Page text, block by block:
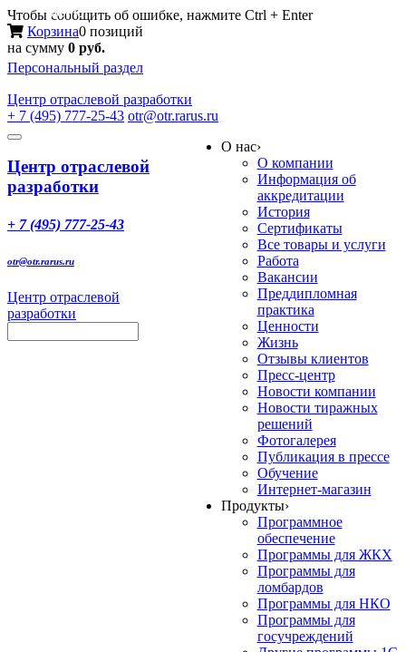
Чтобы сообщить об ошибке, нажмите Ctrl + Enter
Корзина0 позиций
на сумму 0 руб.
Персональный раздел
Центр отраслевой разработки
+ 7 (495) 777-25-43 otr@otr.rarus.ru
Toggle
Меню
Центр отраслевой
разработки
+ 7 (495) 777-25-43
otr@otr.rarus.ru
Центр отраслевой
разработки
О нас›
О компании
Информация об
аккредитации
История
Сертификаты
Все товары и услуги
Работа
Вакансии
Преддипломная
практика
Ценности
Жизнь
Отзывы клиентов
Пресс-центр
Новости компании
Новости тиражных
решений
Фотогалерея
Публикация в прессе
Обучение
Интернет-магазин
Продукты›
Программное
обеспечение
Программы для ЖКХ
Программы для
ломбардов
Программы для НКО
Программы для
госучреждений